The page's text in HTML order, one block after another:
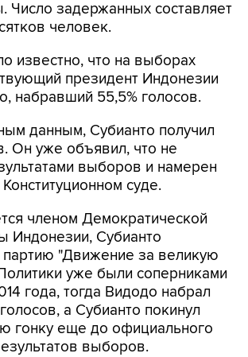
Число задержанных составляет
человек.
известно, что на выборах
президент Индонезии
набравший 55,5% голосов.
данным, Субианто получил
Он уже объявил, что не
выборов и намерен
суде.
членом Демократической
Индонезии, Субианто
партию "Движение за великую
уже были соперниками
года, тогда Видодо набрал
а Субианто покинул
гонку еще до официального
выборов.